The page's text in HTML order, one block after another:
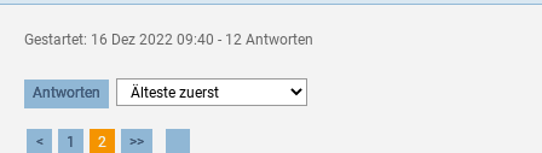
Gestartet: 16 Dez 2022 09:40 - 12 Antworten
Antworten
< 1 2 >>